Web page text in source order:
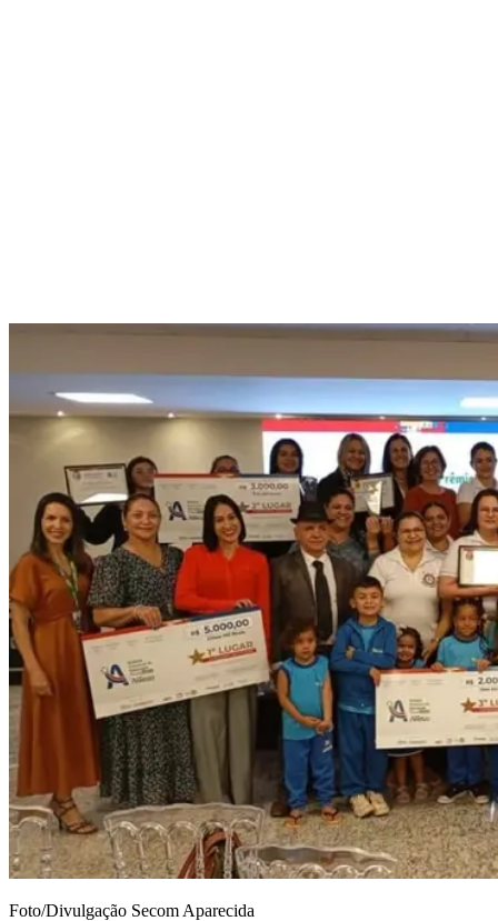
Foto/Divulgação Secom Aparecida